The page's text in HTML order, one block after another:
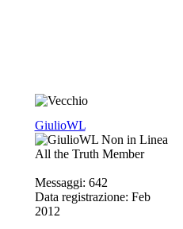
GiulioWL
All the Truth Member
Messaggi: 642
Data registrazione: Feb
2012